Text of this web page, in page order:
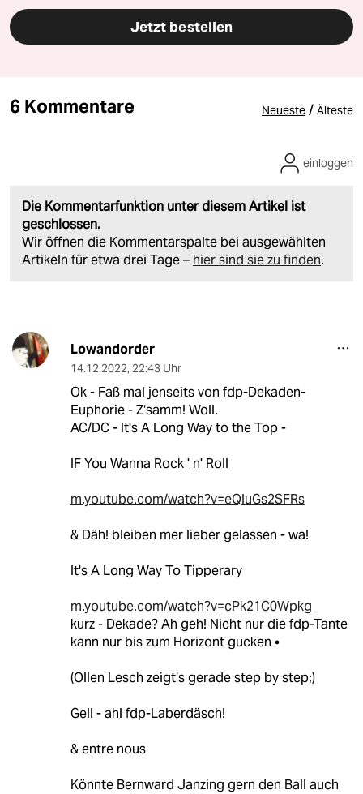
Jetzt bestellen
6 Kommentare Neueste / Älteste
Die Kommentarfunktion unter diesem Artikel ist
geschlossen.
Wir öffnen die Kommentarspalte bei ausgewählten
Artikeln für etwa drei Tage – hier sind sie zu finden.
einloggen
Lowandorder
14.12.2022, 22:43 Uhr
Ok - Faß mal jenseits von fdp-Dekaden-
Euphorie - Z‘samm! Woll.
AC/DC - It's A Long Way to the Top -
IF You Wanna Rock ' n' Roll
m.youtube.com/watch?v=eQluGs2SFRs
& Däh! bleiben mer lieber gelassen - wa!
It's A Long Way To Tipperary
m.youtube.com/watch?v=cPk21C0Wpkg
kurz - Dekade? Ah geh! Nicht nur die fdp-Tante
kann nur bis zum Horizont gucken •
(Ollen Lesch zeigt‘s gerade step by step;)
Gell - ahl fdp-Laberdäsch!
& entre nous
Könnte Bernward Janzing gern den Ball auch